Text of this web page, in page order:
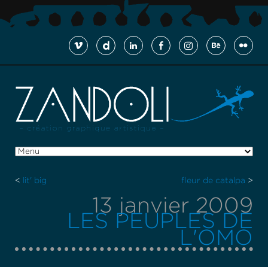
< lit' big fleur de catalpa >
13 janvier 2009
LES PEUPLES DE
L'OMO